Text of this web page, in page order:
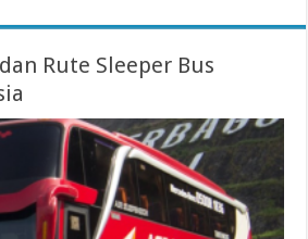
Rute Sleeper Bus